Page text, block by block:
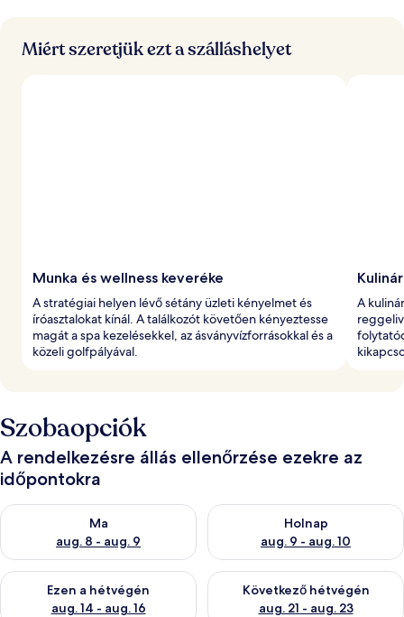
Miért szeretjük ezt a szálláshelyet
Munka és wellness keveréke
A stratégiai helyen lévő sétány üzleti kényelmet és
íróasztalokat kínál. A találkozót követően kényeztesse
magát a spa kezelésekkel, az ásványvízforrásokkal és a
közeli golfpályával.
A
Szobaopciók
A rendelkezésre állás ellenőrzése ezekre az
időpontokra
Ma
aug. 8 - aug. 9
A ma esti rendelkezésre állás ellenőrzése: aug. 8 - aug. 9
Holnap
aug. 9 - aug. 10
A holnapi rendelkezésre állás
Ezen a hétvégén
aug. 14 - aug. 16
A mostani hétvégi rendelkezésre állás ellenőrzése: aug. 14 -
Következő hétvégén
aug. 21 - aug. 23
A következő hétvégi